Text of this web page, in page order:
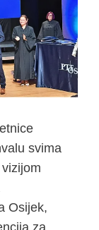
svima
Osijek,
za